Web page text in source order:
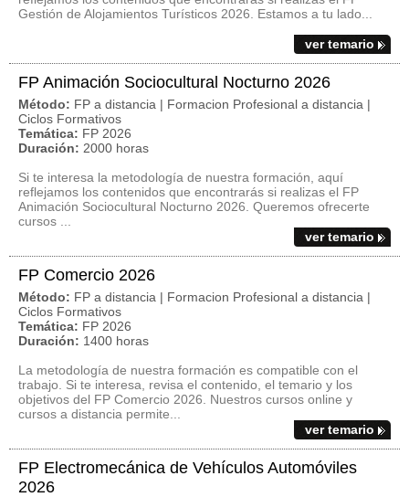
Gestión de Alojamientos Turísticos 2026. Estamos a tu lado...
ver temario
FP Animación Sociocultural Nocturno 2026
Método: FP a distancia | Formacion Profesional a distancia |
Ciclos Formativos
Temática: FP 2026
Duración: 2000 horas
Si te interesa la metodología de nuestra formación, aquí
reflejamos los contenidos que encontrarás si realizas el FP
Animación Sociocultural Nocturno 2026. Queremos ofrecerte
cursos ...
ver temario
FP Comercio 2026
Método: FP a distancia | Formacion Profesional a distancia |
Ciclos Formativos
Temática: FP 2026
Duración: 1400 horas
La metodología de nuestra formación es compatible con el
trabajo. Si te interesa, revisa el contenido, el temario y los
objetivos del FP Comercio 2026. Nuestros cursos online y
cursos a distancia permite...
ver temario
FP Electromecánica de Vehículos Automóviles
2026